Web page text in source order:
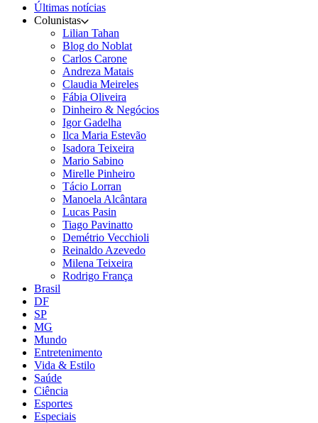
Últimas notícias
Colunistas
Lilian Tahan
Blog do Noblat
Carlos Carone
Andreza Matais
Claudia Meireles
Fábia Oliveira
Dinheiro & Negócios
Igor Gadelha
Ilca Maria Estevão
Isadora Teixeira
Mario Sabino
Mirelle Pinheiro
Tácio Lorran
Manoela Alcântara
Lucas Pasin
Tiago Pavinatto
Demétrio Vecchioli
Reinaldo Azevedo
Milena Teixeira
Rodrigo França
Brasil
DF
SP
MG
Mundo
Entretenimento
Vida & Estilo
Saúde
Ciência
Esportes
Especiais